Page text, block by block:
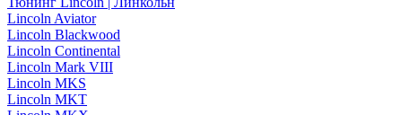
Lincoln Aviator
Lincoln Blackwood
Lincoln Continental
Lincoln Mark VIII
Lincoln MKS
Lincoln MKT